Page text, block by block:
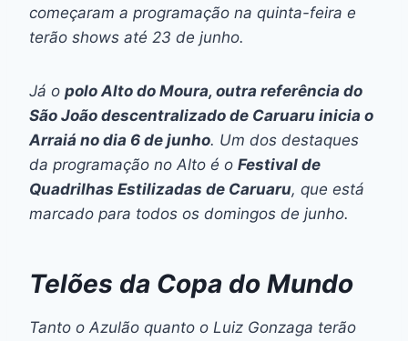
começaram a programação na quinta-feira e
terão shows até 23 de junho.
Já o polo Alto do Moura, outra referência do
São João descentralizado de Caruaru inicia o
Arraiá no dia 6 de junho. Um dos destaques
da programação no Alto é o Festival de
Quadrilhas Estilizadas de Caruaru, que está
marcado para todos os domingos de junho.
Telões da Copa do Mundo
Tanto o Azulão quanto o Luiz Gonzaga terão